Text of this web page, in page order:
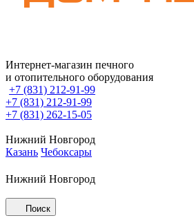
Интернет-магазин печного
и отопительного оборудования
+7 (831) 212-91-99
+7 (831) 212-91-99
+7 (831) 262-15-05
Нижний Новгород
Казань Чебоксары
Нижний Новгород
Поиск